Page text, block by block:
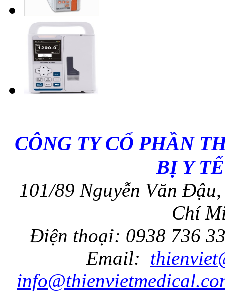
CÔNG TY CỔ PHẦN
BỊ Y
101/89 Nguyễn Văn
Chí
Điện thoại: 0938 736
Email: